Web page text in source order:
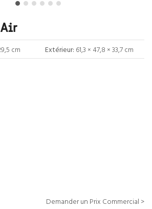
cm Extérieur: 61,3 × 47,8 × 33,7 cm
Demander un Prix Commercial >